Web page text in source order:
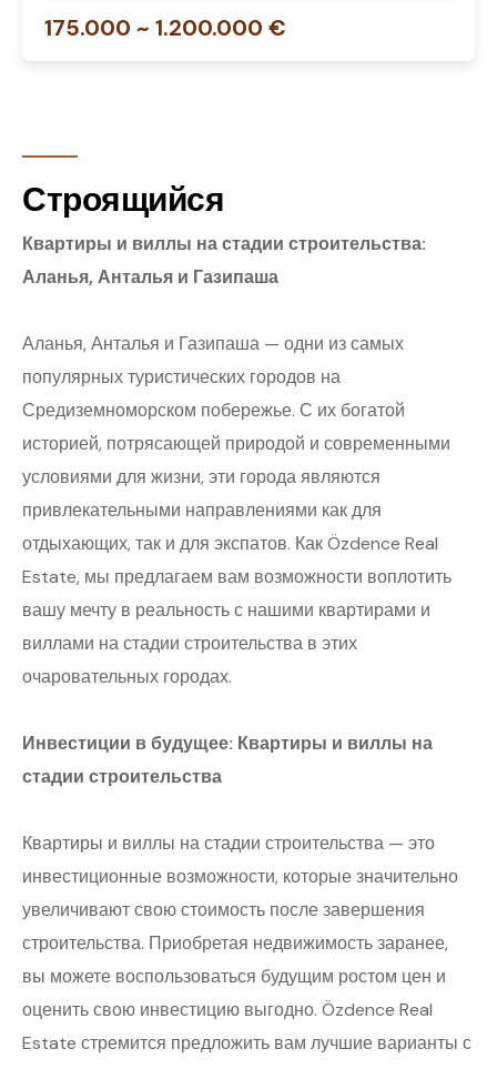
175.000 ~ 1.200.000 €
Строящийся
Квартиры и виллы на стадии строительства:
Аланья, Анталья и Газипаша
Аланья, Анталья и Газипаша — одни из самых
популярных туристических городов на
Средиземноморском побережье. С их богатой
историей, потрясающей природой и современными
условиями для жизни, эти города являются
привлекательными направлениями как для
отдыхающих, так и для экспатов. Как Özdence Real
Estate, мы предлагаем вам возможности воплотить
вашу мечту в реальность с нашими квартирами и
виллами на стадии строительства в этих
очаровательных городах.
Инвестиции в будущее: Квартиры и виллы на
стадии строительства
Квартиры и виллы на стадии строительства — это
инвестиционные возможности, которые значительно
увеличивают свою стоимость после завершения
строительства. Приобретая недвижимость заранее,
вы можете воспользоваться будущим ростом цен и
оценить свою инвестицию выгодно. Özdence Real
Estate стремится предложить вам лучшие варианты с